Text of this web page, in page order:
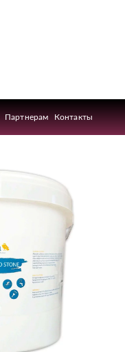
Партнерам Контакты